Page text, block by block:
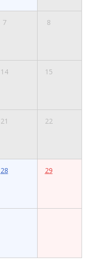
7 8
14 15
21 22
28 29